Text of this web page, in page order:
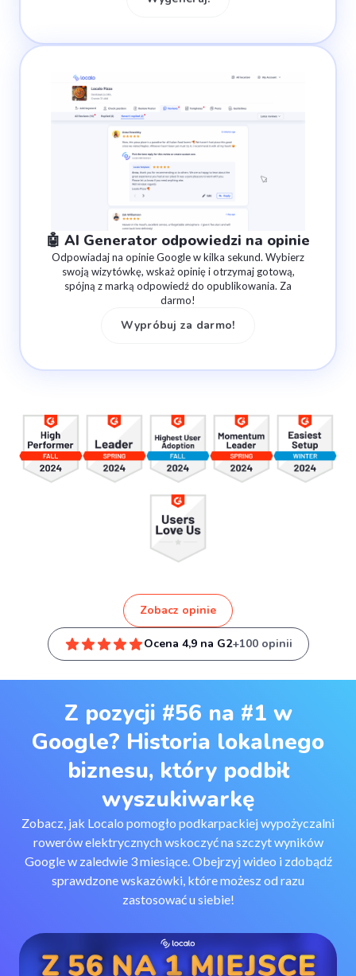
🤖 AI Generator odpowiedzi na opinie
Odpowiadaj na opinie Google w kilka sekund. Wybierz
swoją wizytówkę, wskaż opinię i otrzymaj gotową,
spójną z marką odpowiedź do opublikowania. Za
darmo!
Wypróbuj za darmo!
Zobacz opinie
Ocena 4,9 na G2+100 opinii
Z pozycji #56 na #1 w
Google? Historia lokalnego
biznesu, który podbił
wyszukiwarkę
Zobacz, jak Localo pomogło podkarpackiej wypożyczalni
rowerów elektrycznych wskoczyć na szczyt wyników
Google w zaledwie 3 miesiące. Obejrzyj wideo i zdobądź
sprawdzone wskazówki, które możesz od razu
zastosować u siebie!